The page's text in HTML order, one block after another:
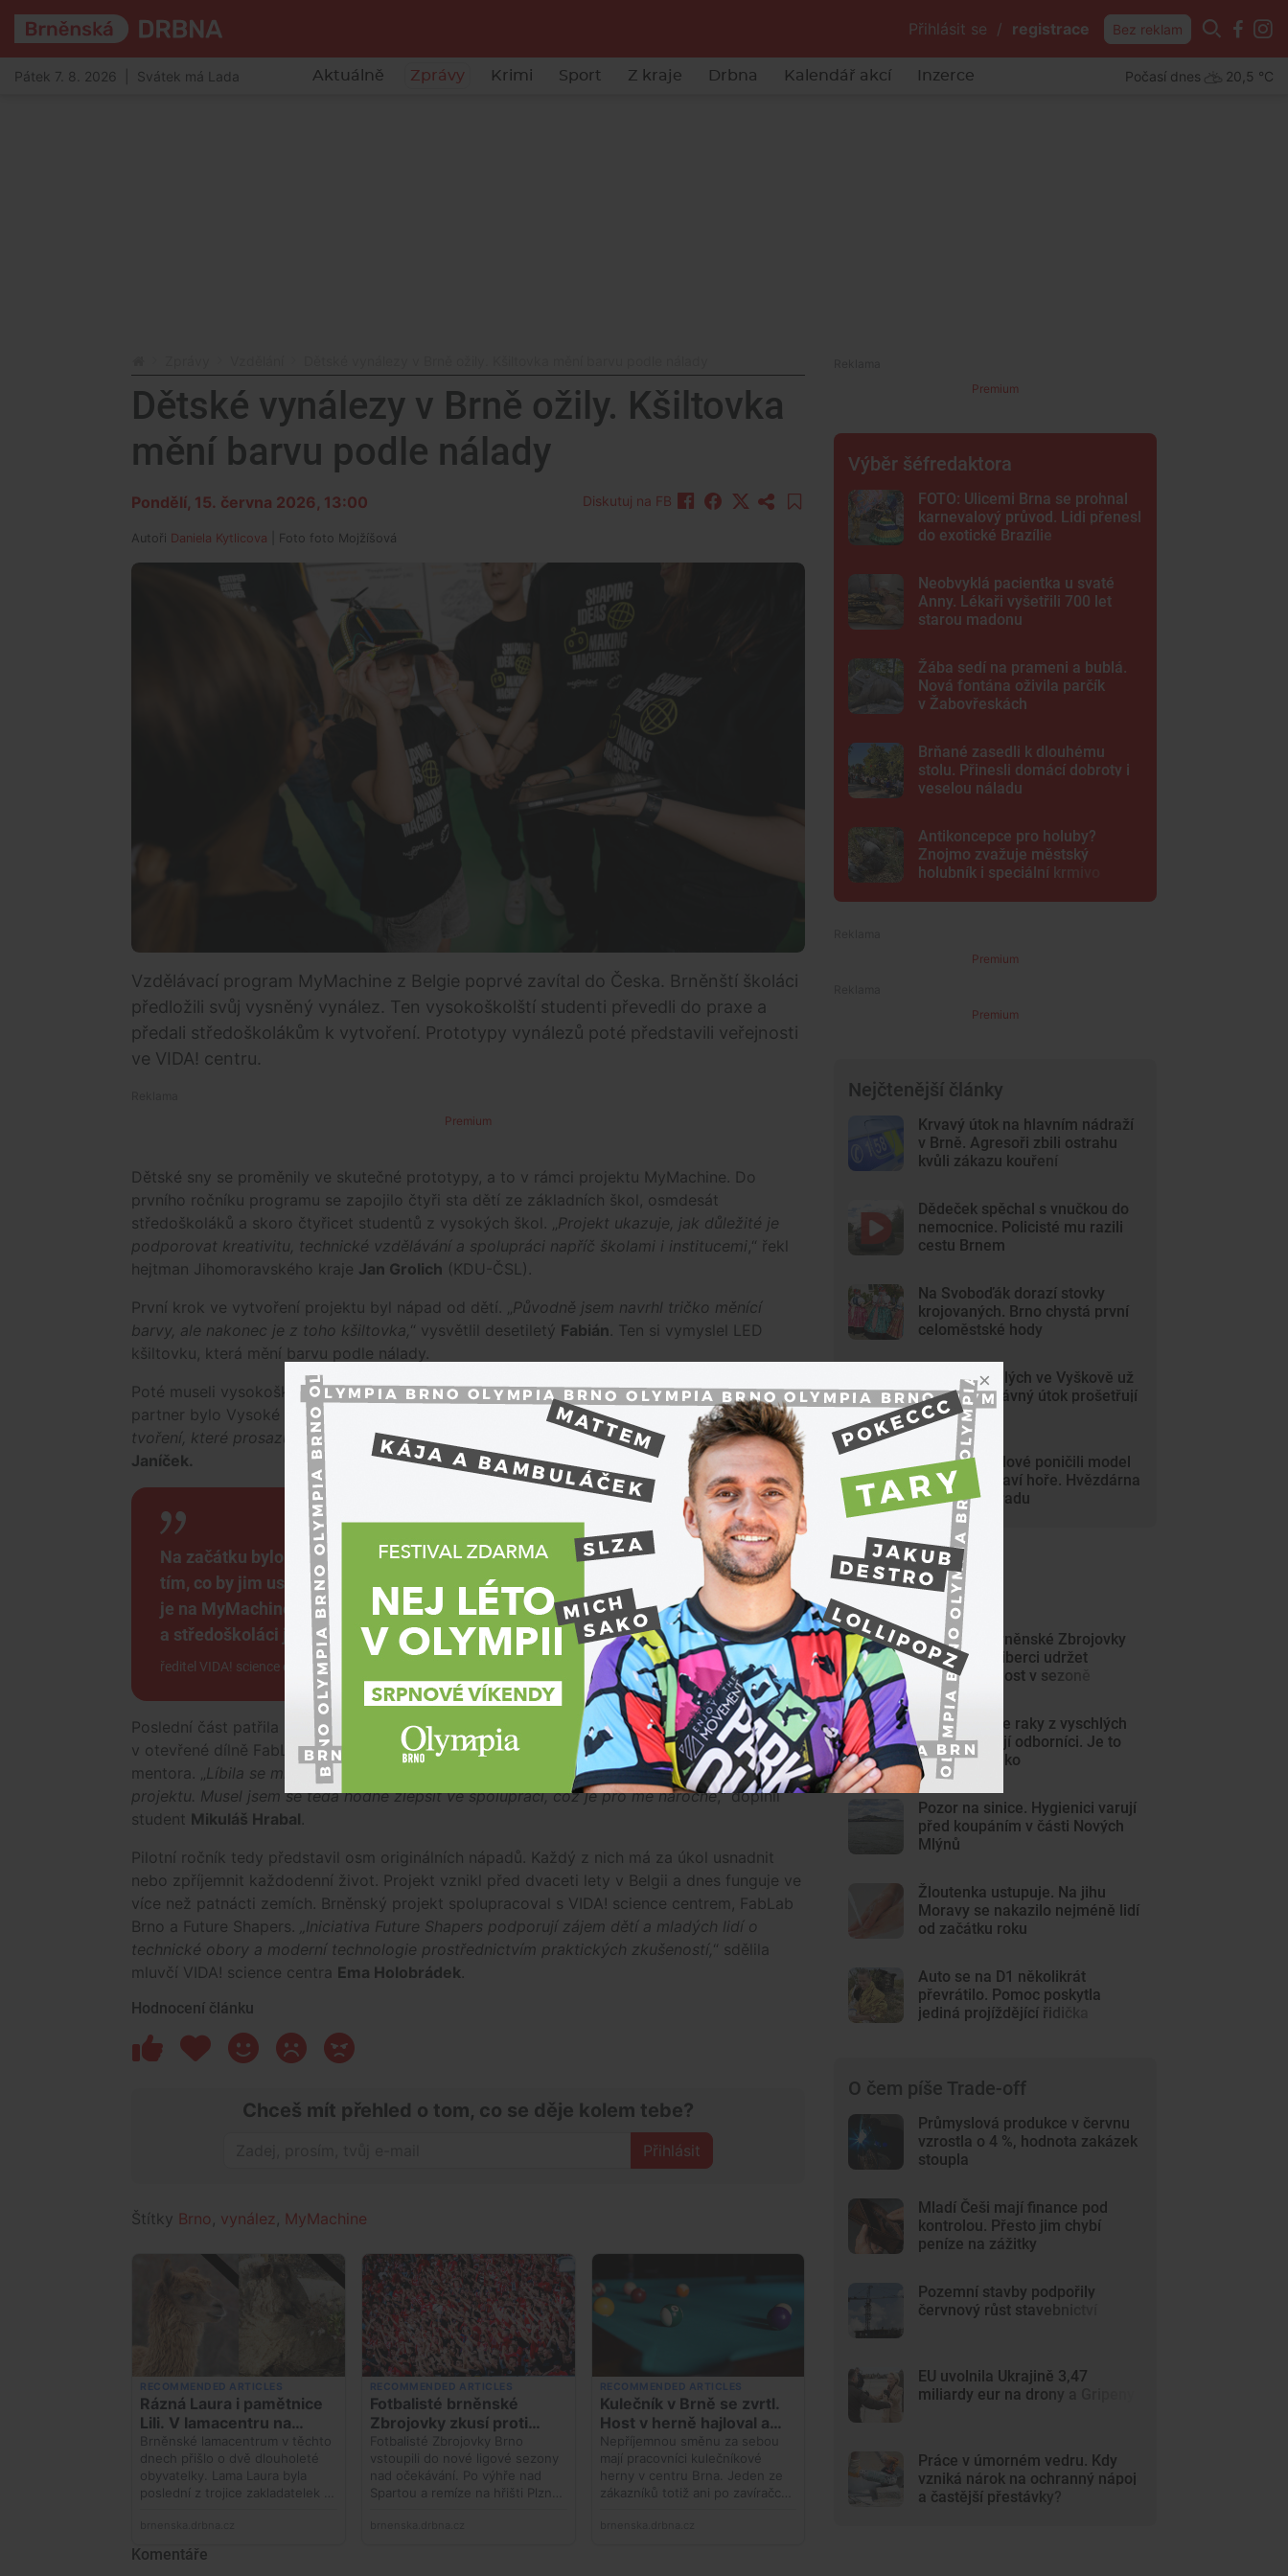
Přihlásit se / registrace Bez reklam
Pátek 7. 8. 2026 | Svátek má Lada Aktuálně Zprávy Krimi Sport Z kraje Drbna Kalendář akcí Inzerce Počasí dnes 20,5 °C
Dětské vynálezy v Brně ožily. Kšiltovka
mění barvu podle nálady
Pondělí, 15. června 2026, 13:00 Diskutuj na FB
Autoři Daniela Kytlicova | Foto foto Mojžíšová
Vzdělávací program MyMachine z Belgie poprvé zavítal do Česka. Brněnští školáci
předložili svůj vysněný vynález. Ten vysokoškolští studenti převedli do praxe a
předali středoškolákům k vytvoření. Prototypy vynálezů poté představili veřejnosti
ve VIDA! centru.
Premium
Dětské sny se proměnily ve skutečné prototypy, a to v rámci projektu MyMachine. Do
prvního ročníku programu se zapojilo čtyři sta dětí ze základních škol, osmdesát
středoškoláků a skoro čtyřicet studentů z vysokých škol. „ Projekt ukazuje, jak důležité je
podporovat kreativitu, technické vzdělávání a spolupráci napříč školami i institucemi ,“ řekl
hejtman Jihomoravského kraje Jan Grolich (KDU-ČSL).
První krok ve vytvoření projektu byl nápad od dětí. „ Původně jsem navrhl tričko měnící
barvy, ale nakonec je z toho kšiltovka, “ vysvětlil desetiletý Fabián. Ten si vymyslel LED
kšiltovku, která mění barvu podle nálady.
Poté museli vysokoškoláci převézt nápady do reálných nákresů. Jako hlavní univerzitní
partner bylo Vysoké učení technické v Brně. „
MyMachine představuje učení prostřednictvím
tvoření, které prosazujeme i na naší technické univerzitě,
“ uvedl rektor VUT
Ladislav
Janíček.
Na začátku bylo zadání: Nakreslete svůj vysněný vynález. Děti přemýšlely nad
tím, co by jim usnadnilo každodenní život nebo co by si přály změnit. A právě to
je na MyMachine nejsilnější – dětské nápady převedli vysokoškoláci do návrhů
a středoškoláci je sestavili do funkčních prototypů.
ředitel VIDA! science centra a organizace JINTEK Tomáš Mejzlík.
Poslední část patřila středoškolákům. Ti vyráběli prototypy buď ve školních dílnách nebo
v otevřené dílně FabLab Brno. Spoleně byli propojeni do jednoho týmu, který měl svého
mentora. „ Líbila se mi celková nálada v týmu a pocit, že se podílím na nějakém větším
projektu. Musel jsem se teda hodně zlepšit ve spolupráci, což je pro mě náročné,“ doplnil
student Mikuláš Hrabal.
Pilotní ročník tedy představil osm originálních nápadů. Každý z nich má za úkol usnadnit
nebo zpříjemnit každodenní život. Projekt vznikl před dvaceti lety v Belgii a dnes funguje ve
více než patnácti zemích. Brněnský projekt spolupracoval s VIDA! science centrem, FabLab
Brno a Future Shapers.
„Iniciativa Future Shapers podporují zájem dětí a mladých lidí o
technické obory a moderní technologie prostřednictvím praktických zkušeností, “ sdělila
mluvčí VIDA! science centra Ema Holobrádek.
Hodnocení článku
Chceš mít přehled o tom, co se děje kolem tebe?
Přihlásit
Štítky Brno vynález MyMachine
Komentáře
Premium
Výběr šéfredaktora
FOTO: Ulicemi Brna se prohnal
karnevalový průvod. Lidi přenesl
do exotické Brazílie
Neobvyklá pacientka u svaté
Anny. Lékaři vyšetřili 700 let
starou madonu
Žába sedí na prameni a bublá.
Nová fontána oživila parčík
v Žabovřeskách
Brňané zasedli k dlouhému
stolu. Přinesli domácí dobroty i
veselou náladu
Antikoncepce pro holuby?
Znojmo zvažuje městský
holubník i speciální krmivo
Premium
Premium
Nejčtenější články
Krvavý útok na hlavním nádraží
v Brně. Agresoři zbili ostrahu
kvůli zákazu kouření
Dědeček spěchal s vnučkou do
nemocnice. Policisté mu razili
cestu Brnem
Na Svoboďák dorazí stovky
krojovaných. Brno chystá první
celoměstské hody
Gang nezletilých ve Vyškově už
dořádil. Nedávný útok prošetřují
kriminalisté
Mladí vandalové poničili model
Marsu na Kraví hoře. Hvězdárna
zařídila náhradu
Nejnovější články
Fotbalisté brněnské Zbrojovky
zkusí proti Liberci udržet
neporazitelnost v sezoně
Nepřenášejte raky z vyschlých
potoků, varují odborníci. Je to
extrémní riziko
Pozor na sinice. Hygienici varují
před koupáním v části Nových
Mlýnů
Žloutenka ustupuje. Na jihu
Moravy se nakazilo nejméně lidí
od začátku roku
Auto se na D1 několikrát
převrátilo. Pomoc poskytla
jediná projíždějící řidička
O čem píše Trade-off
Průmyslová produkce v červnu
vzrostla o 4 %, hodnota zakázek
stoupla
Mladí Češi mají finance pod
kontrolou. Přesto jim chybí
peníze na zážitky
Pozemní stavby podpořily
červnový růst stavebnictví
EU uvolnila Ukrajině 3,47
miliardy eur na drony a Gripeny
Práce v úmorném vedru. Kdy
vzniká nárok na ochranný nápoj
a častější přestávky?